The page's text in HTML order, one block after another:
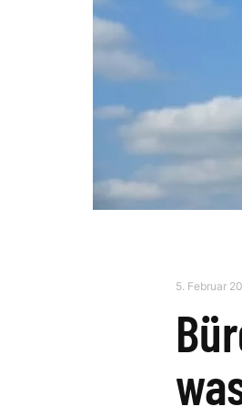
5. Februar